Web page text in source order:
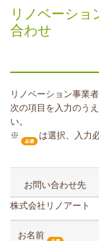
リノベーショ
合わせ
リノベーション事業
次の項目を入力のう
い。
※
は選択、入力
お問い合わせ先
株式会社リノアート
お名前